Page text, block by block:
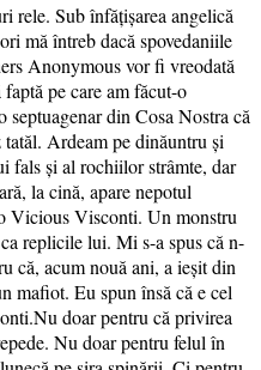
rele. Sub înfățișarea angelică
mă întreb dacă spovedaniile
Anonymous vor fi vreodată
pe care am făcut-o
din Cosa Nostra că
tatăl. Ardeam pe dinăuntru și
fals și al rochiilor strâmte, dar
la cină, apare nepotul
Vicious Visconti. Un monstru
replicile lui. Mi s-a spus că n-
că, acum nouă ani, a ieșit din
mafiot. Eu spun însă că e cel
doar pentru că privirea
Nu doar pentru felul în